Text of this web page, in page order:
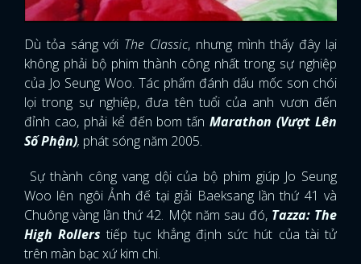
Dù tỏa sáng với The Classic, nhưng mình thấy đây lại
không phải bộ phim thành công nhất trong sự nghiệp
của Jo Seung Woo. Tác phấm đánh dấu mốc son chói
lọi trong sự nghiệp, đưa tên tuổi của anh vươn đến
đỉnh cao, phải kể đến bom tấn Marathon (Vượt Lên
Số Phận), phát sóng năm 2005.
Sự thành công vang dội của bộ phim giúp Jo Seung
Woo lên ngôi Ảnh đế tại giải Baeksang lần thứ 41 và
Chuông vàng lần thứ 42. Một năm sau đó, Tazza: The
High Rollerstiếp tục khẳng định sức hút của tài tử
trên màn bạc xứ kim chi.